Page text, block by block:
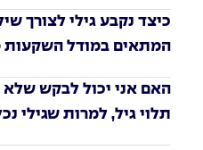
המתאים במודל השקעות
תלוי גיל, למרות שגילי